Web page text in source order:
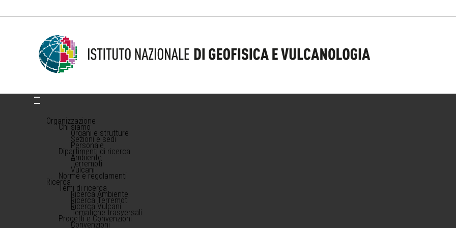
Organizzazione
Chi siamo
Organi e strutture
Sezioni e sedi
Personale
Dipartimenti di ricerca
Ambiente
Terremoti
Vulcani
Norme e regolamenti
Ricerca
Temi di ricerca
Ricerca Ambiente
Ricerca Terremoti
Ricerca Vulcani
Tematiche trasversali
Progetti e Convenzioni
Convenzioni